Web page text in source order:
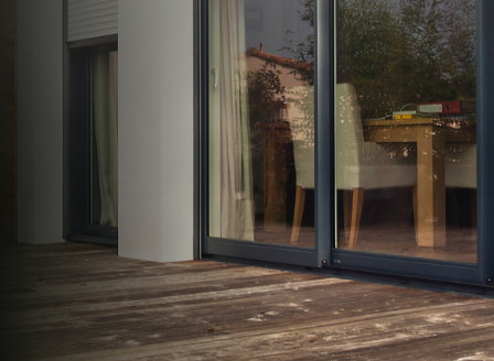
N2PRO Fermetures est votre référent Distributeur
en volets roulants Delta Dore officiel pour vous
apporter : Tarifs directs usines sans minimum
d'achat - Assistance technique chantier et
service réactif avec simplicité.
07 83 35 69 17
MON DEVIS MOTEUR